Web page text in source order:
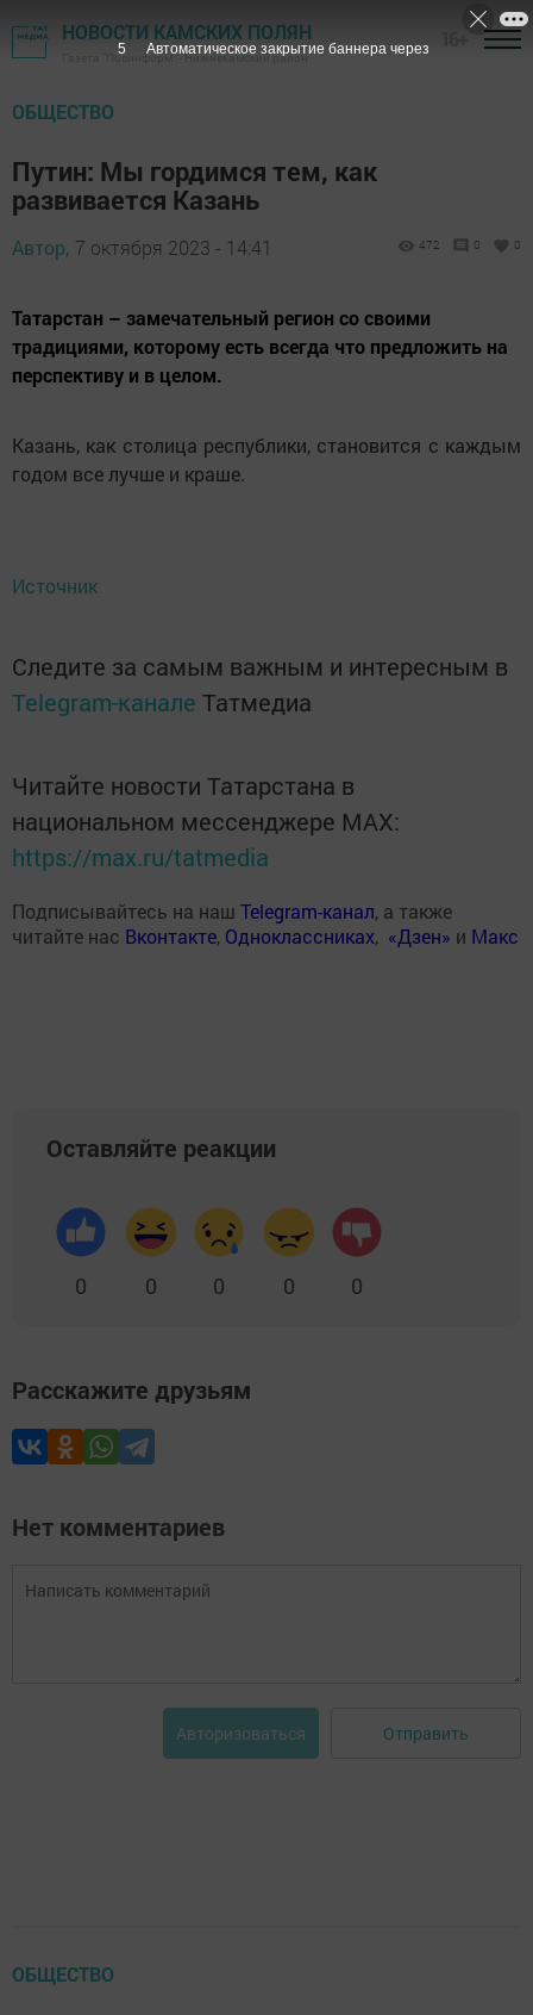
НОВОСТИ КАМСКИХ ПОЛЯН
Газета "Посинформ" - Нижнекамский район
ОБЩЕСТВО
Путин: Мы гордимся тем, как
развивается Казань
Автор, 7 октября 2023 - 14:41 472 0 0
Татарстан – замечательный регион со своими
традициями, которому есть всегда что предложить на
перспективу и в целом.
Казань, как столица республики, становится с каждым
годом все лучше и краше.
Источник
Следите за самым важным и интересным в
Telegram-канале Татмедиа
Читайте новости Татарстана в
национальном мессенджере MАХ:
https://max.ru/tatmedia
Подписывайтесь на наш Telegram-канал, а также
читайте нас Вконтакте, Одноклассниках, «Дзен» и Макс
Оставляйте реакции
0 0 0 0 0
Расскажите друзьям
Нет комментариев
Авторизоваться Отправить
ОБЩЕСТВО
4 Автоматическое закрытие баннера через